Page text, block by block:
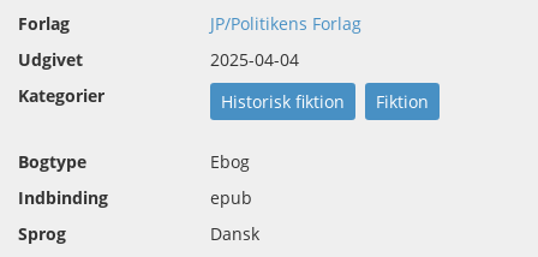
Forlag
JP/Politikens Forlag
Udgivet
2025-04-04
Kategorier
Historisk fiktion Fiktion
Bogtype
Ebog
Indbinding
epub
Sprog
Dansk